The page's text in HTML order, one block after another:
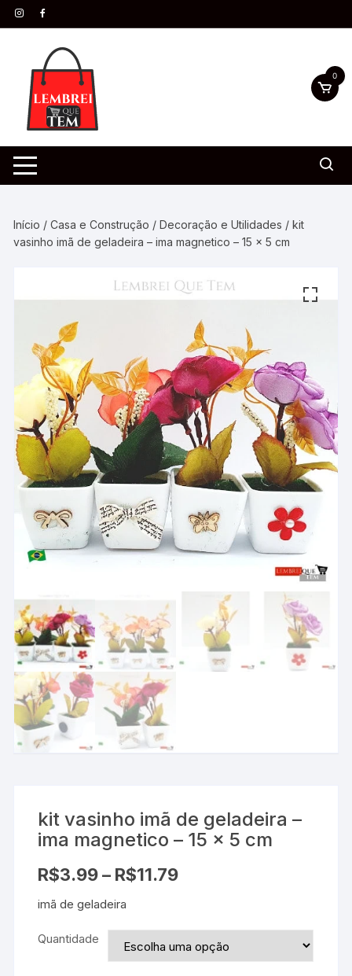
0
Início /Casa e Construção /Decoração e Utilidades / kit
vasinho imã de geladeira – ima magnetico – 15 x 5 cm
kit vasinho imã de geladeira –
ima magnetico – 15 x 5 cm
R$3.99– R$11.79
imã de geladeira
Quantidade